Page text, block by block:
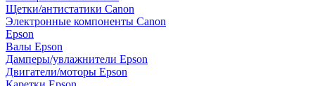
Щетки/антистатики Canon
Электронные компоненты Canon
Epson
Валы Epson
Дамперы/увлажнители Epson
Двигатели/моторы Epson